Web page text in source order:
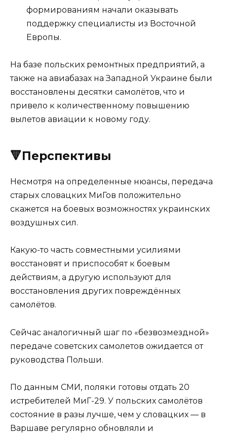
формированиям начали оказывать
поддержку специалисты из Восточной
Европы.
На базе польских ремонтных предприятий, а
также на авиабазах на Западной Украине были
восстановлены десятки самолётов, что и
привело к количественному повышению
вылетов авиации к новому году.
🔻Перспективы
Несмотря на определенные нюансы, передача
старых словацких МиГов положительно
скажется на боевых возможностях украинских
воздушных сил.
Какую-то часть совместными усилиями
восстановят и приспособят к боевым
действиям, а другую используют для
восстановления других повреждённых
самолётов.
Сейчас аналогичный шаг по «безвозмездной»
передаче советских самолетов ожидается от
руководства Польши.
По данным СМИ, поляки готовы отдать 20
истребителей МиГ-29. У польских самолётов
состояние в разы лучше, чем у словацких — в
Варшаве регулярно обновляли и